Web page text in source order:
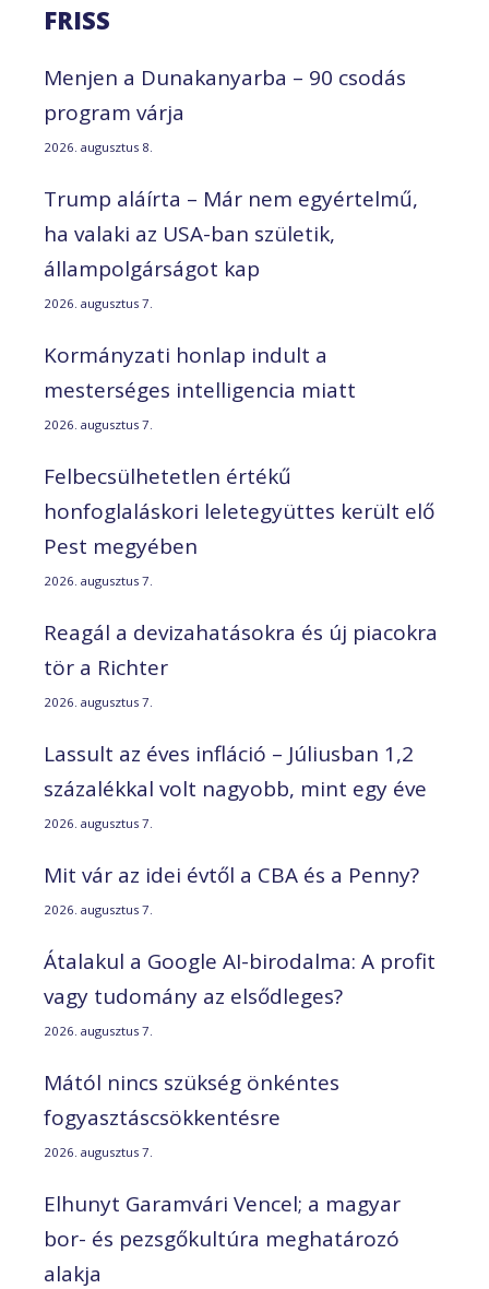
FRISS
Menjen a Dunakanyarba – 90 csodás
program várja
2026. augusztus 8.
Trump aláírta – Már nem egyértelmű,
ha valaki az USA-ban születik,
állampolgárságot kap
2026. augusztus 7.
Kormányzati honlap indult a
mesterséges intelligencia miatt
2026. augusztus 7.
Felbecsülhetetlen értékű
honfoglaláskori leletegyüttes került elő
Pest megyében
2026. augusztus 7.
Reagál a devizahatásokra és új piacokra
tör a Richter
2026. augusztus 7.
Lassult az éves infláció – Júliusban 1,2
százalékkal volt nagyobb, mint egy éve
2026. augusztus 7.
Mit vár az idei évtől a CBA és a Penny?
2026. augusztus 7.
Átalakul a Google AI-birodalma: A profit
vagy tudomány az elsődleges?
2026. augusztus 7.
Mától nincs szükség önkéntes
fogyasztáscsökkentésre
2026. augusztus 7.
Elhunyt Garamvári Vencel; a magyar
bor- és pezsgőkultúra meghatározó
alakja